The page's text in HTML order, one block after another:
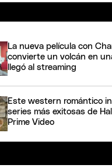
La nueva película con
convierte un volcán en
llegó al streaming
Este western romántico
series más exitosas de
Prime Video